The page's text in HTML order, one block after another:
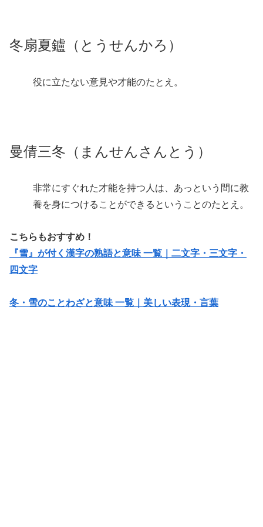
冬扇夏鑪（とうせんかろ）
役に立たない意見や才能のたとえ。
曼倩三冬（まんせんさんとう）
非常にすぐれた才能を持つ人は、あっという間に教
養を身につけることができるということのたとえ。
こちらもおすすめ！
『雪』が付く漢字の熟語と意味 一覧｜二文字・三文字・
四文字
冬・雪のことわざと意味 一覧｜美しい表現・言葉